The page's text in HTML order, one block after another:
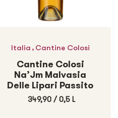
Italia , Cantine Colosi
Cantine Colosi
Na’Jm Malvasia
Delle Lipari Passito
349,90 / 0,5 L